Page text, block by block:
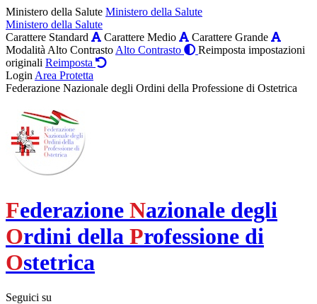
Ministero della Salute Ministero della Salute
Ministero della Salute
Carattere Standard
Carattere Medio
Carattere Grande
Modalità Alto Contrasto Alto Contrasto
Reimposta impostazioni
originali Reimposta
Login Area Protetta
Federazione Nazionale degli Ordini della Professione di Ostetrica
Federazione Nazionale degli
Ordini della Professione di
Ostetrica
Seguici su